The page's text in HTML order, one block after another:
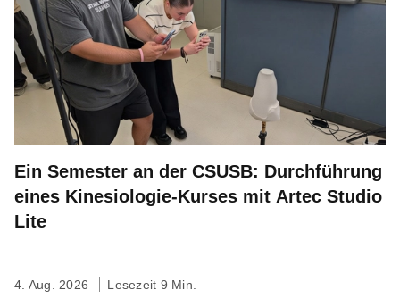
Ein Semester an der CSUSB: Durchführung
eines Kinesiologie-Kurses mit Artec Studio
Lite
4. Aug. 2026 Lesezeit 9 Min.